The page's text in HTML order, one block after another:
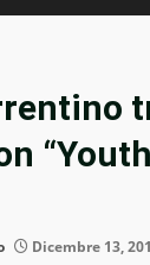
Dicembre 13,